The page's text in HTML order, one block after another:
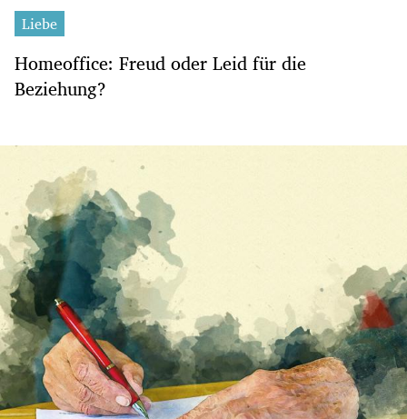
Liebe
Homeoffice: Freud oder Leid für die
Beziehung?